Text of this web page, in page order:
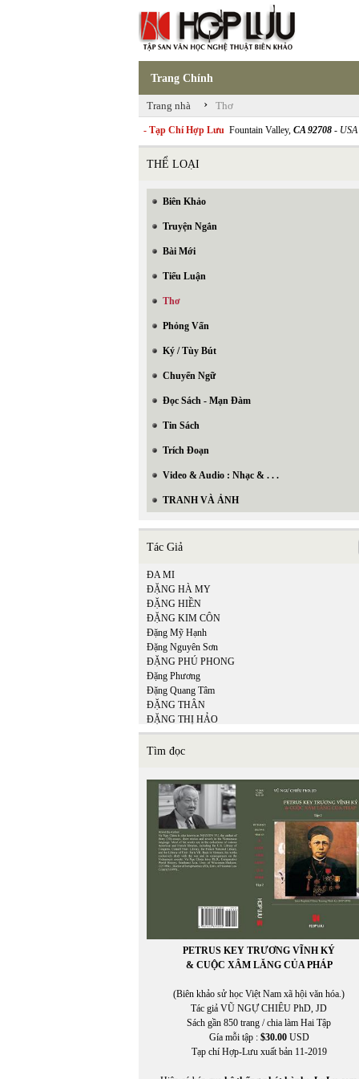
Trang Chính
Trang nhà › Thơ
- Tạp Chí Hợp Lưu Fountain Valley, CA 92708 - USA
THỂ LOẠI
Biên Khảo
Truyện Ngắn
Bài Mới
Tiểu Luận
Thơ
Phỏng Vấn
Ký / Tùy Bút
Chuyển Ngữ
Đọc Sách - Mạn Đàm
Tin Sách
Trích Đoạn
Video & Audio : Nhạc & . . .
TRANH VÀ ẢNH
Tác Giả
ĐA MI
ĐẶNG HÀ MY
ĐẶNG HIỀN
ĐẶNG KIM CÔN
Đặng Mỹ Hạnh
Đặng Nguyên Sơn
ĐẶNG PHÚ PHONG
Đặng Phương
Đặng Quang Tâm
ĐẶNG THÂN
ĐẶNG THỊ HẢO
Đặng Thị Thanh Hương
ĐẶNG THƠ THƠ
ĐẶNG VĂN SINH
Đặng Xuân Xuyến
Đặng-Vũ Vương chuyển ngữ
Đào Duy Anh
ĐÀO TUẤN ẢNH
Đào Tuấn Ảnh chuyển ngữ
Đào Vũ Anh Hùng
ĐÌNH ĐÌNH
ĐÌNH NGUYÊN
ĐINH THỊ THU VÂN
Đinh Từ Bích Thúy
ĐINH VĂN TUẤN
Đinh Văn Tuấn dich
ĐỖ BÍCH THÚY
Tìm đọc
PETRUS KEY TRƯƠNG VĨNH KÝ
& CUỘC XÂM LĂNG CỦA PHÁP
(Biên khảo sử học Việt Nam xã hội văn hóa.)
Tác giả VŨ NGỰ CHIÊU PhD, JD
Sách gần 850 trang / chia làm Hai Tập
Gía mỗi tập : $30.00USD
Tạp chí Hợp-Lưu xuất bản 11-2019